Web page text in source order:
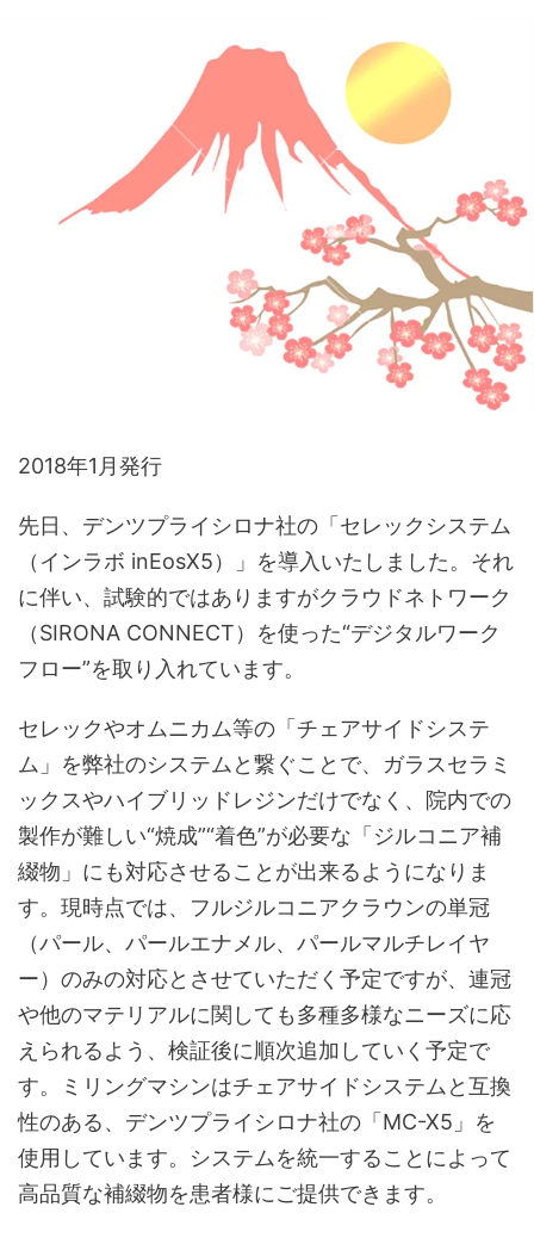
2018年1月発行
先日、デンツプライシロナ社の「セレックシステム
（インラボ inEosX5）」を導入いたしました。それ
に伴い、試験的ではありますがクラウドネトワーク
（SIRONA CONNECT）を使った“デジタルワーク
フロー”を取り入れています。
セレックやオムニカム等の「チェアサイドシステ
ム」を弊社のシステムと繋ぐことで、ガラスセラミ
ックスやハイブリッドレジンだけでなく、院内での
製作が難しい“焼成”“着色”が必要な「ジルコニア補
綴物」にも対応させることが出来るようになりま
す。現時点では、フルジルコニアクラウンの単冠
（パール、パールエナメル、パールマルチレイヤ
ー）のみの対応とさせていただく予定ですが、連冠
や他のマテリアルに関しても多種多様なニーズに応
えられるよう、検証後に順次追加していく予定で
す。ミリングマシンはチェアサイドシステムと互換
性のある、デンツプライシロナ社の「MC-X5」を
使用しています。システムを統一することによって
高品質な補綴物を患者様にご提供できます。